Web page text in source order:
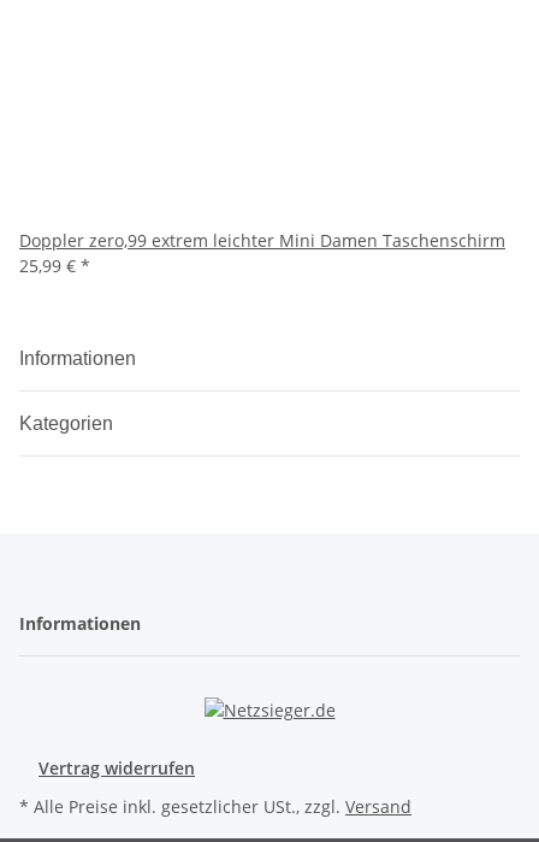
Doppler zero,99 extrem leichter Mini Damen Taschenschirm
25,99 € *
Informationen
Kategorien
Informationen
Vertrag widerrufen
* Alle Preise inkl. gesetzlicher USt., zzgl. Versand